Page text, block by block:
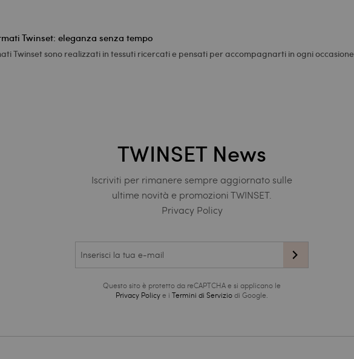
Twinset: eleganza senza tempo
Twinset sono realizzati in tessuti ricercati e pensati per accompagnarti in ogni occasione
TWINSET News
Iscriviti per rimanere sempre aggiornato sulle
ultime novità e promozioni TWINSET.
Privacy Policy
Questo sito è protetto da reCAPTCHA e si applicano le
Privacy Policye i Termini di Serviziodi Google.